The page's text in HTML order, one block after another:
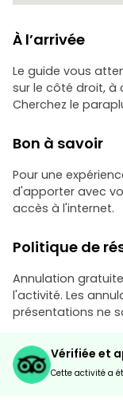
À l’arrivée
Le guide vous
sur le côté droit, à
Cherchez le
Bon à savoir
Pour une
d'apporter avec
accès à l'internet.
Politique de
Annulation
l'activité. Les
présentations ne
Vérifiée et
Cette activité a